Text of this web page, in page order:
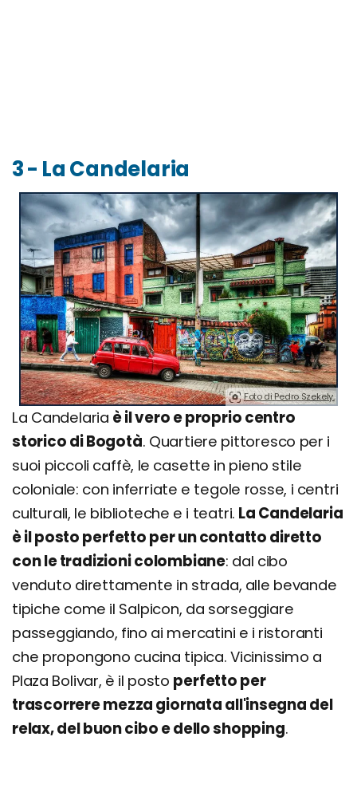
3 - La Candelaria
Foto di Pedro Szekely.
La Candelaria è il vero e proprio centro
storico di Bogotà. Quartiere pittoresco per i
suoi piccoli caffè, le casette in pieno stile
coloniale: con inferriate e tegole rosse, i centri
culturali, le biblioteche e i teatri. La Candelaria
è il posto perfetto per un contatto diretto
con le tradizioni colombiane: dal cibo
venduto direttamente in strada, alle bevande
tipiche come il Salpicon, da sorseggiare
passeggiando, fino ai mercatini e i ristoranti
che propongono cucina tipica. Vicinissimo a
Plaza Bolivar, è il posto perfetto per
trascorrere mezza giornata all'insegna del
relax, del buon cibo e dello shopping.